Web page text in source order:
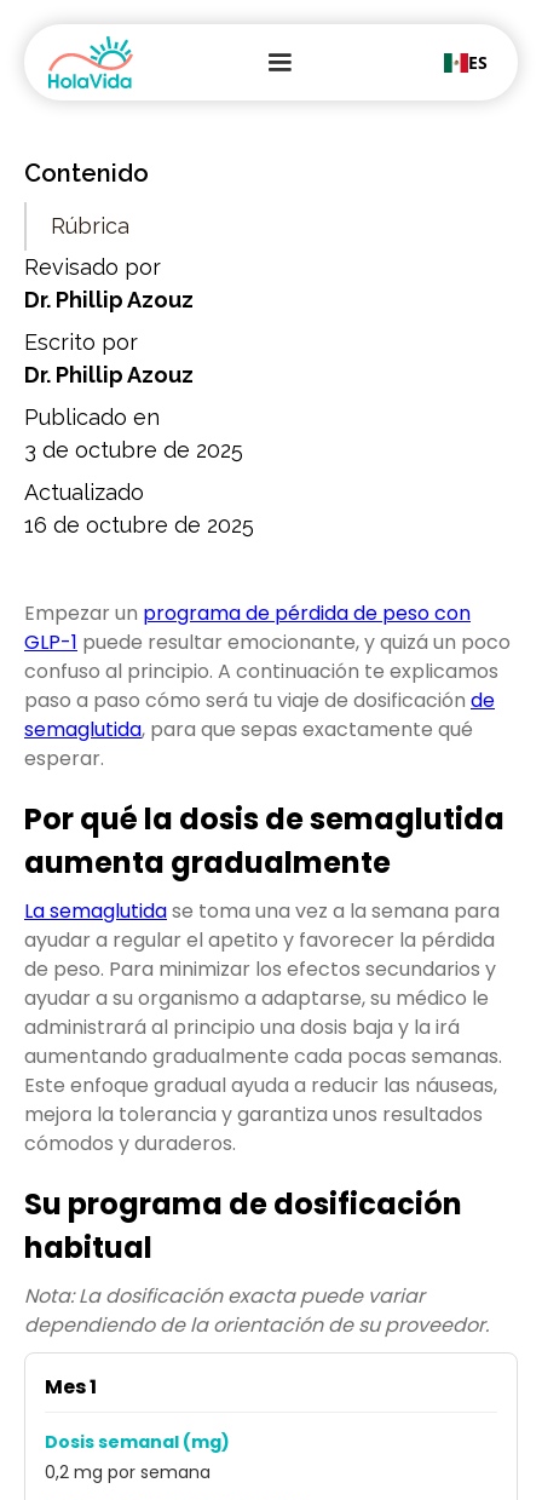
ES
Contenido
Rúbrica
Revisado por
Dr. Phillip Azouz
Escrito por
Dr. Phillip Azouz
Publicado en
3 de octubre de 2025
Actualizado
16 de octubre de 2025
Empezar un programa de pérdida de peso con
GLP-1 puede resultar emocionante, y quizá un poco
confuso al principio. A continuación te explicamos
paso a paso cómo será tu viaje de dosificación de
semaglutida, para que sepas exactamente qué
esperar.
Por qué la dosis de semaglutida
aumenta gradualmente
La semaglutidase toma una vez a la semana para
ayudar a regular el apetito y favorecer la pérdida
de peso. Para minimizar los efectos secundarios y
ayudar a su organismo a adaptarse, su médico le
administrará al principio una dosis baja y la irá
aumentando gradualmente cada pocas semanas.
Este enfoque gradual ayuda a reducir las náuseas,
mejora la tolerancia y garantiza unos resultados
cómodos y duraderos.
Su programa de dosificación
habitual
Nota: La dosificación exacta puede variar
dependiendo de la orientación de su proveedor.
Mes 1
Dosis semanal (mg)
0,2 mg por semana